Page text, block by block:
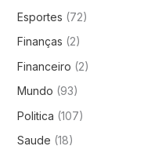
Esportes (72)
Finanças (2)
Financeiro (2)
Mundo (93)
Politica (107)
Saude (18)